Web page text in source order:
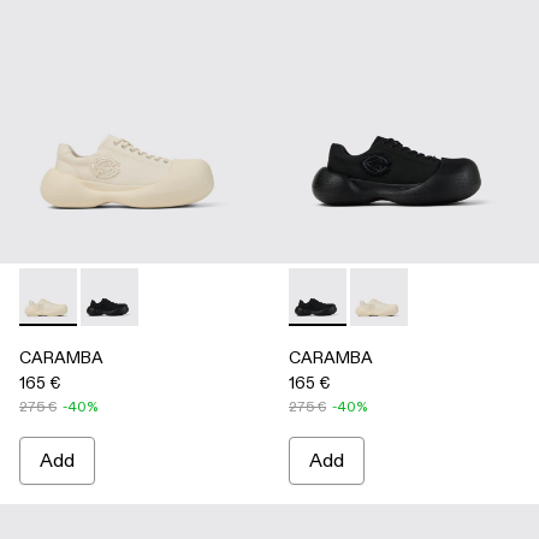
CARAMBA - A500051-002 - WHITE
CARAMBA - A500051-001 - BLACK
CARAMBA
165 €
275 € -40%
Add
CARAMBA - A500051-001 -
CARAMBA -
CARAMBA
165 €
275 € -40%
Add